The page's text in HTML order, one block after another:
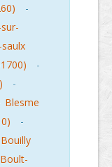
-
-
-
Blesme
-
Bouilly
Boult-